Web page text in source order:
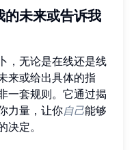
的未来或告诉我
，无论是在线还是线
来或给出具体的指
一套规则。它通过揭
力量，让你自己能够
定。